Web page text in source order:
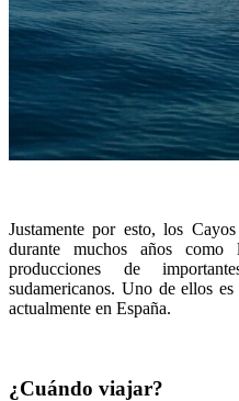
Justamente por esto, los
durante muchos años como
producciones de
sudamericanos. Uno de ellos
actualmente en España.
¿Cuándo viajar?